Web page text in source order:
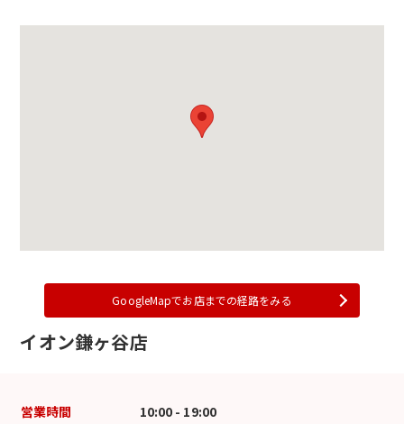
GoogleMapでお店までの経路をみる
イオン鎌ヶ谷店
営業時間 10:00 - 19:00